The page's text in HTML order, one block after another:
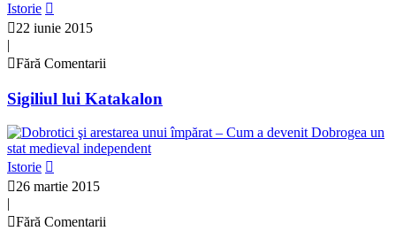
Istorie
22 iunie 2015
|
Fără Comentarii
Sigiliul lui Katakalon
Istorie
26 martie 2015
|
Fără Comentarii